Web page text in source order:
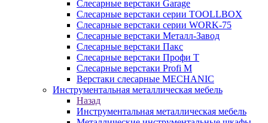
Слесарные верстаки Garage
Слесарные верстаки серии TOOLLBOX
Слесарные верстаки серии WORK-75
Слесарные верстаки Металл-Завод
Слесарные верстаки Пакс
Слесарные верстаки Профи Т
Слесарные верстаки Profi M
Верстаки слесарные MECHANIC
Инструментальная металлическая мебель
Назад
Инструментальная металлическая мебель